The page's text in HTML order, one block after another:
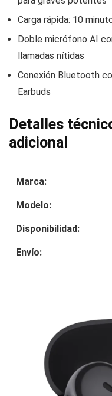
Carga rápida: 10
Doble micrófono AI
llamadas nítidas
Conexión Bluetooth
Earbuds
Detalles
adicional
Marca:
Modelo:
Disponibilidad:
Envío: